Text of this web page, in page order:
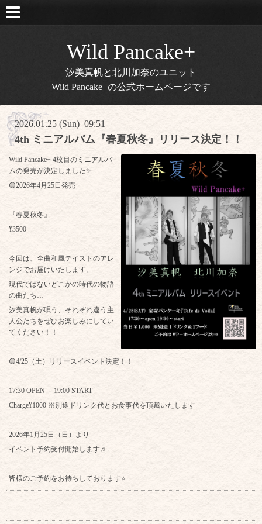
Wild Pancake+
汐美真帆と北川加奈のユニット
Wild Pancake+の公式ホームページです
2026.01.25 (Sun) 09:51
4th ミニアルバム『春夏秋冬』リリース決定！！
Wild Pancake+ 4枚目のミニアルバ
ムの発売が決定しました✨
🟡2026年4月25日発売
『春夏秋冬』
¥3500
今回は、全曲和風テイストのアレ
ンジでお届けいたします。
現代ではないどこかの時代の物語
の曲たち…
汐美真帆が唄う、それぞれ違う主
人公たちをぜひお楽しみにしてい
てください！！
🟡4/25（土）リリースイベント決定！！
17:30 OPEN 19:00 START
Charge¥1000 ※別途ドリンク代とお食事代を頂戴いたします
2026年1月25日（日）より
イベント予約受付開始します♬
皆様のご予約をお待ちしております⭐